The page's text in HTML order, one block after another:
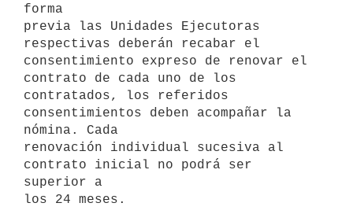
forma
previa las Unidades Ejecutoras
respectivas deberán recabar el
consentimiento expreso de renovar el
contrato de cada uno de los
contratados, los referidos
consentimientos deben acompañar la
nómina. Cada
renovación individual sucesiva al
contrato inicial no podrá ser
superior a